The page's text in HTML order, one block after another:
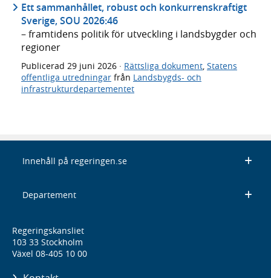
Ett sammanhållet, robust och konkurrenskraftigt
Sverige, SOU 2026:46
– framtidens politik för utveckling i landsbygder och
regioner
Publicerad 29 juni 2026 · Rättsliga dokument, Statens
offentliga utredningar från Landsbygds- och
infrastrukturdepartementet
Innehåll på regeringen.se
Departement
Regeringskansliet
103 33 Stockholm
Växel 08-405 10 00